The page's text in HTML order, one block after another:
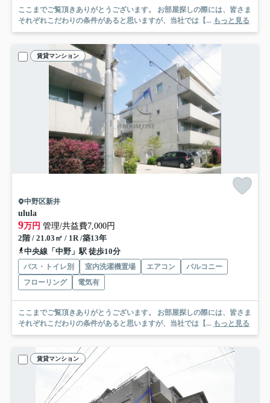
ここまでご覧頂きありがとうございます。 お部屋探しの際には、皆さま
それぞれこだわりの条件があると思いますが、当社では【... もっと見る
賃貸マンション
中野区新井
ulula
9万円 管理/共益費7,000円
2階 / 21.03㎡ / 1R /築13年
中央線「中野」駅 徒歩10分
バス・トイレ別 室内洗濯機置場 エアコン
バルコニー
フローリング
電気有
ここまでご覧頂きありがとうございます。 お部屋探しの際には、皆さま
それぞれこだわりの条件があると思いますが、当社では【... もっと見る
賃貸マンション